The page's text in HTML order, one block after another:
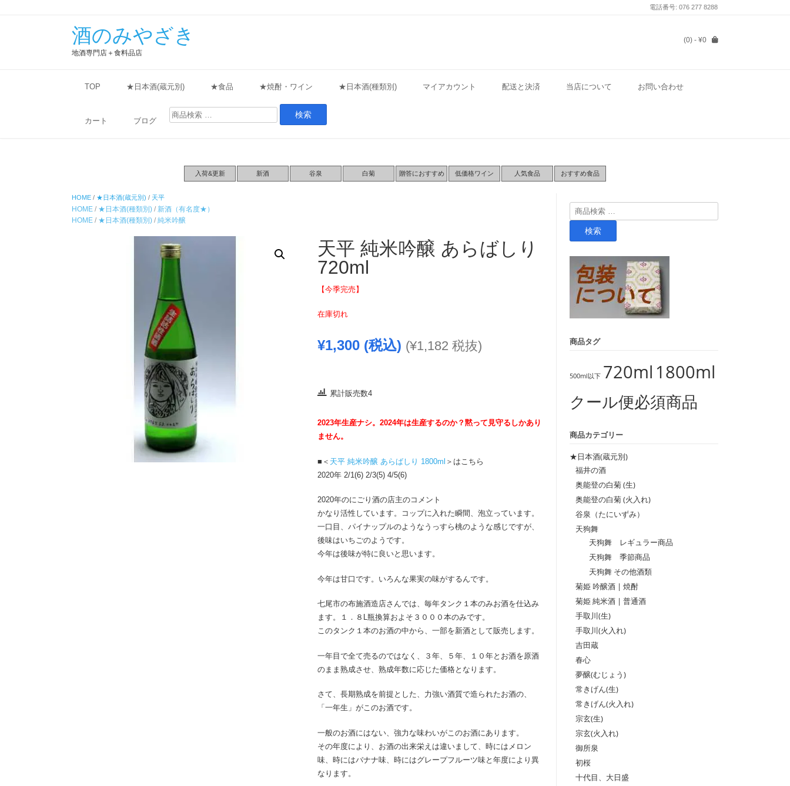
電話番号: 076 277 8288
酒のみやざき
地酒専門店＋食料品店
(0) - ¥0
TOP ★日本酒(蔵元別) ★食品 ★焼酎・ワイン ★日本酒(種類別) マイアカウント 配送と決済 当店について お問い合わせ
カート ブログ
検
索
入荷&更新 新酒 谷泉 白菊 贈答におすすめ 低価格ワイン 人気食品 おすすめ食品
HOME / ★日本酒(蔵元別) / 天平
HOME / ★日本酒(種類別) / 新酒（有名度★）
HOME / ★日本酒(種類別) / 純米吟醸
天平 純米吟醸 あらばしり
720ml
【今季完売】
在庫切れ
¥1,300(税込) (¥1,182 税抜)
累計販売数4
2023年生産ナシ。2024年は生産するのか？黙って見守るしかあり
ません。
■＜ 天平 純米吟醸 あらばしり 1800ml ＞はこちら
2020年 2/1(6) 2/3(5) 4/5(6)
2020年のにごり酒の店主のコメント
かなり活性しています。コップに入れた瞬間、泡立っています。
一口目、パイナップルのようなうっすら桃のような感じですが、
後味はいちごのようです。
今年は後味が特に良いと思います。
今年は甘口です。いろんな果実の味がするんです。
七尾市の布施酒造店さんでは、毎年タンク１本のみお酒を仕込み
ます。１．８L瓶換算およそ３０００本のみです。
このタンク１本のお酒の中から、一部を新酒として販売します。
一年目で全て売るのではなく、３年、５年、１０年とお酒を原酒
のまま熟成させ、熟成年数に応じた価格となります。
さて、長期熟成を前提とした、力強い酒質で造られたお酒の、
「一年生」がこのお酒です。
一般のお酒にはない、強力な味わいがこのお酒にあります。
その年度により、お酒の出来栄えは違いまして、時にはメロン
味、時にはバナナ味、時にはグレープフルーツ味と年度により異
なります。
検
索
検索
商品タグ
500ml以下 720ml 1800ml
クール便必須商品
商品カテゴリー
★日本酒(蔵元別)
福井の酒
奥能登の白菊 (生)
奥能登の白菊 (火入れ)
谷泉（たにいずみ）
天狗舞
天狗舞 レギュラー商品
天狗舞 季節商品
天狗舞 その他酒類
菊姫 吟醸酒 | 焼酎
菊姫 純米酒 | 普通酒
手取川(生)
手取川(火入れ)
吉田蔵
春心
夢醸(むじょう)
常きげん(生)
常きげん(火入れ)
宗玄(生)
宗玄(火入れ)
御所泉
初桜
十代目、大日盛